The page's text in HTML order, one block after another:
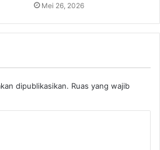
Mei 26, 2026
dipublikasikan. Ruas yang wajib